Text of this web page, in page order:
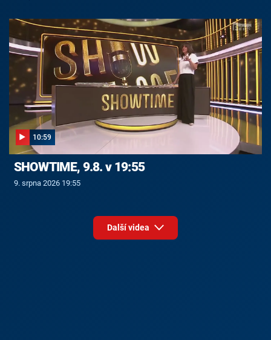
10:59
SHOWTIME, 9.8. v 19:55
9. srpna 2026 19:55
Další videa